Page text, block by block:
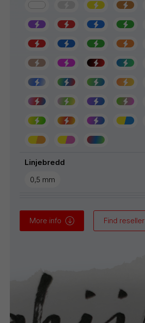
Linjebredd
0,5 mm
More info Find reseller